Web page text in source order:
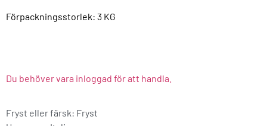
Förpackningsstorlek: 3 KG
Du behöver vara inloggad för att handla.
Fryst eller färsk: Fryst